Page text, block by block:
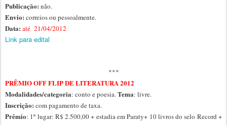
Publicação: não.
Envio: correios ou pessoalmente.
Data: até 21/04/2012
Link para edital
***
PRÊMIO OFF FLIP DE LITERATURA 2012
Modalidades/categoria: conto e poesia.Tema: livre.
Inscrição: com pagamento de taxa.
Prêmio: 1º lugar: R$ 2.500,00 + estadia em Paraty+ 10 livros do selo Record +